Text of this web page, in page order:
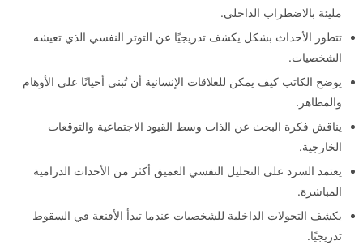
مليئة بالاضطراب الداخلي.
تتطور الأحداث بشكل يكشف تدريجيًا عن التوتر النفسي الذي تعيشه
الشخصيات.
يوضح الكاتب كيف يمكن للعلاقات الإنسانية أن تُبنى أحيانًا على الأوهام
والمظاهر.
يناقش فكرة البحث عن الذات وسط القيود الاجتماعية والتوقعات
الخارجية.
يعتمد السرد على التحليل النفسي العميق أكثر من الأحداث الدرامية
المباشرة.
يكشف التحولات الداخلية للشخصيات عندما تبدأ الأقنعة في السقوط
تدريجيًا.